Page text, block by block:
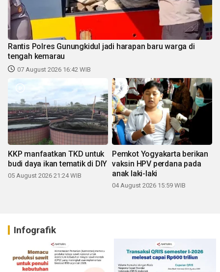
Rantis Polres Gunungkidul jadi harapan baru warga di
tengah kemarau
07 August 2026 16:42 WIB
KKP manfaatkan TKD untuk
budi daya ikan tematik di DIY
05 August 2026 21:24 WIB
Pemkot Yogyakarta berikan
vaksin HPV perdana pada
anak laki-laki
04 August 2026 15:59 WIB
Infografik